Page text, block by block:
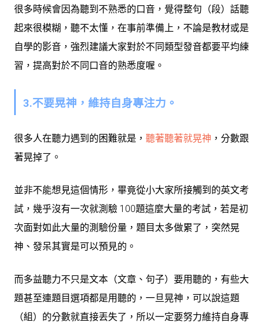
很多時候會因為聽到不熟悉的口音，覺得整句（段）話聽
起來很模糊，聽不太懂，在事前準備上，不論是教材或是
自學的影音，強烈建議大家對於不同類型發音都要平均練
習，提高對於不同口音的熟悉度喔。
3.不要晃神，維持自身專注力。
很多人在聽力遇到的困難就是， 聽著聽著就晃神 ，分數跟
著晃掉了。
並非不能想見這個情形，畢竟從小大家所接觸到的英文考
試，幾乎沒有一次就測驗 100題這麼大量的考試，若是初
次面對如此大量的測驗份量，題目太多做累了，突然晃
神、發呆其實是可以預見的。
而多益聽力不只是文本（文章、句子）要用聽的，有些大
題甚至連題目選項都是用聽的，一旦晃神，可以說這題
（組）的分數就直接丟失了，所以一定要努力維持自身專